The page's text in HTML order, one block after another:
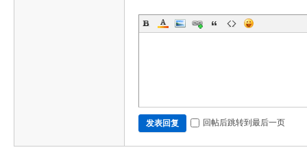
发表回复 回帖后跳转到最后一页